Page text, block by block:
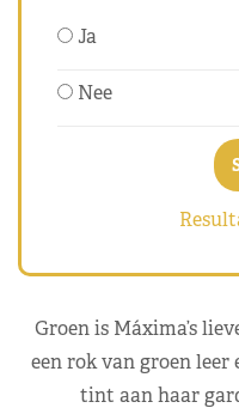
Ja
Nee
Groen is Máxima’s
een rok van groen leer
tint aan haar